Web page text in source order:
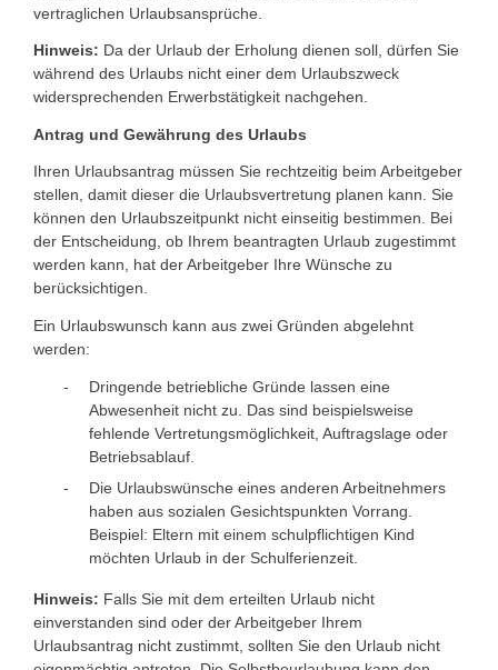
vertraglichen Urlaubsansprüche.
Hinweis: Da der Urlaub der Erholung dienen soll, dürfen Sie
während des Urlaubs nicht einer dem Urlaubszweck
widersprechenden Erwerbstätigkeit nachgehen.
Antrag und Gewährung des Urlaubs
Ihren Urlaubsantrag müssen Sie rechtzeitig beim Arbeitgeber
stellen, damit dieser die Urlaubsvertretung planen kann. Sie
können den Urlaubszeitpunkt nicht einseitig bestimmen. Bei
der Entscheidung, ob Ihrem beantragten Urlaub zugestimmt
werden kann, hat der Arbeitgeber Ihre Wünsche zu
berücksichtigen.
Ein Urlaubswunsch kann aus zwei Gründen abgelehnt
werden:
Dringende betriebliche Gründe lassen eine
Abwesenheit nicht zu. Das sind beispielsweise
fehlende Vertretungsmöglichkeit, Auftragslage oder
Betriebsablauf.
Die Urlaubswünsche eines anderen Arbeitnehmers
haben aus sozialen Gesichtspunkten Vorrang.
Beispiel: Eltern mit einem schulpflichtigen Kind
möchten Urlaub in der Schulferienzeit.
Hinweis: Falls Sie mit dem erteilten Urlaub nicht
einverstanden sind oder der Arbeitgeber Ihrem
Urlaubsantrag nicht zustimmt, sollten Sie den Urlaub nicht